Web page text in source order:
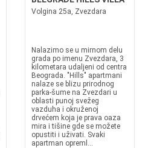
Volgina 25a, Zvezdara
Nalazimo se u mirnom delu
grada po imenu Zvezdara, 3
kilometara udaljeni od centra
Beograda. "Hills" apartmani
nalaze se blizu prirodnog
parka-šume na Zvezdari u
oblasti punoj svežeg
vazduha i okruženoj
drvećem koja je prava oaza
mira i tišine gde se možete
opustiti i uživati. Svaki
apartman opreml...